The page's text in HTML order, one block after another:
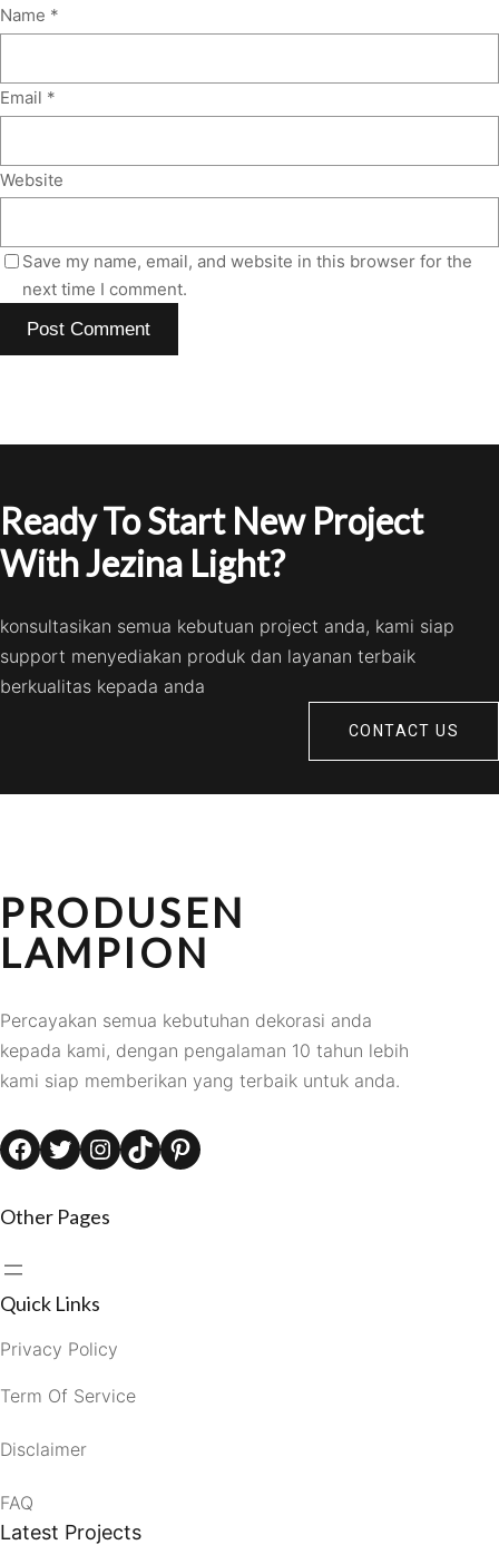
Name *
Email *
Website
Save my name, email, and website in this browser for the
next time I comment.
Ready To Start New Project
With Jezina Light?
konsultasikan semua kebutuan project anda, kami siap
support menyediakan produk dan layanan terbaik
berkualitas kepada anda
CONTACT US
PRODUSEN
LAMPION
Percayakan semua kebutuhan dekorasi anda
kepada kami, dengan pengalaman 10 tahun lebih
kami siap memberikan yang terbaik untuk anda.
Facebook Twitter Instagram TikTok Pinterest
Other Pages
Quick Links
Privacy Policy
Term Of Service
Disclaimer
FAQ
Latest Projects